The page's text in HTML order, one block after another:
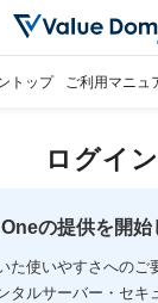
トップ ご利用マニュ
ログイン
の提供を開始
た使いやすさへのご
タルサーバー・セキ